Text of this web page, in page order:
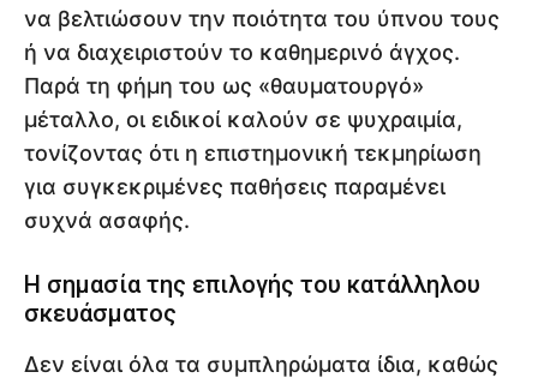
να βελτιώσουν την ποιότητα του ύπνου τους
ή να διαχειριστούν το καθημερινό άγχος.
Παρά τη φήμη του ως «θαυματουργό»
μέταλλο, οι ειδικοί καλούν σε ψυχραιμία,
τονίζοντας ότι η επιστημονική τεκμηρίωση
για συγκεκριμένες παθήσεις παραμένει
συχνά ασαφής.
Η σημασία της επιλογής του κατάλληλου
σκευάσματος
Δεν είναι όλα τα συμπληρώματα ίδια, καθώς